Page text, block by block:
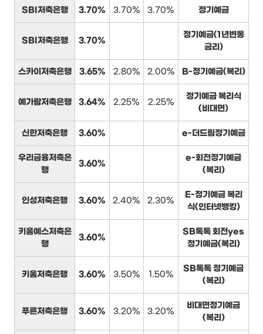
SBI저축은행 3.70% 3.70% 3.70% 정기예금
SBI저축은행 3.70%
정기예금(1년변동
금리)
스카이저축은행 3.65% 2.80% 2.00% B-정기예금(복리)
예가람저축은행 3.64% 2.25% 2.25%
정기예금 복리식
(비대면)
신한저축은행 3.60% e-더드림정기예금
우리금융저축은
행
3.60%
e-회전정기예금
(복리)
인성저축은행 3.60% 2.40% 2.30%
E-정기예금 복리
식(인터넷뱅킹)
키움예스저축은
행
3.60%
SB톡톡 회전yes
정기예금(복리)
키움저축은행 3.60% 3.50% 1.50%
SB톡톡 정기예금
(복리)
푸른저축은행 3.60% 3.20% 3.20%
비대면정기예금
(복리)